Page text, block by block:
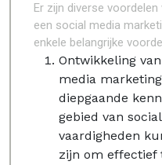
Er zijn diverse
een social media
enkele belangrijke
Ontwikkeling
media
diepgaande
gebied van
vaardigheden
zijn om